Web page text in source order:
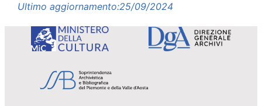
Ultimo aggiornamento:25/09/2024